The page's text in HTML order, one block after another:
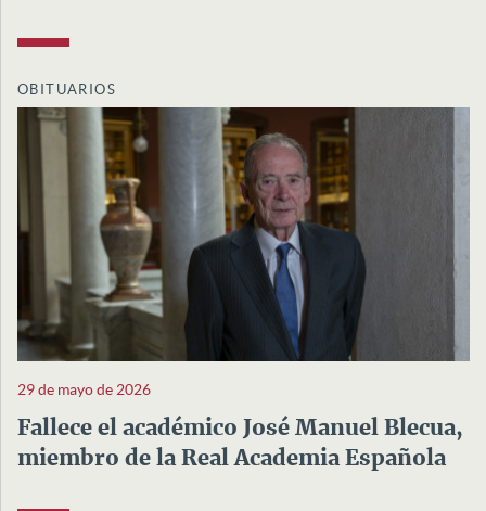
OBITUARIOS
29 de mayo de 2026
Fallece el académico José Manuel Blecua,
miembro de la Real Academia Española